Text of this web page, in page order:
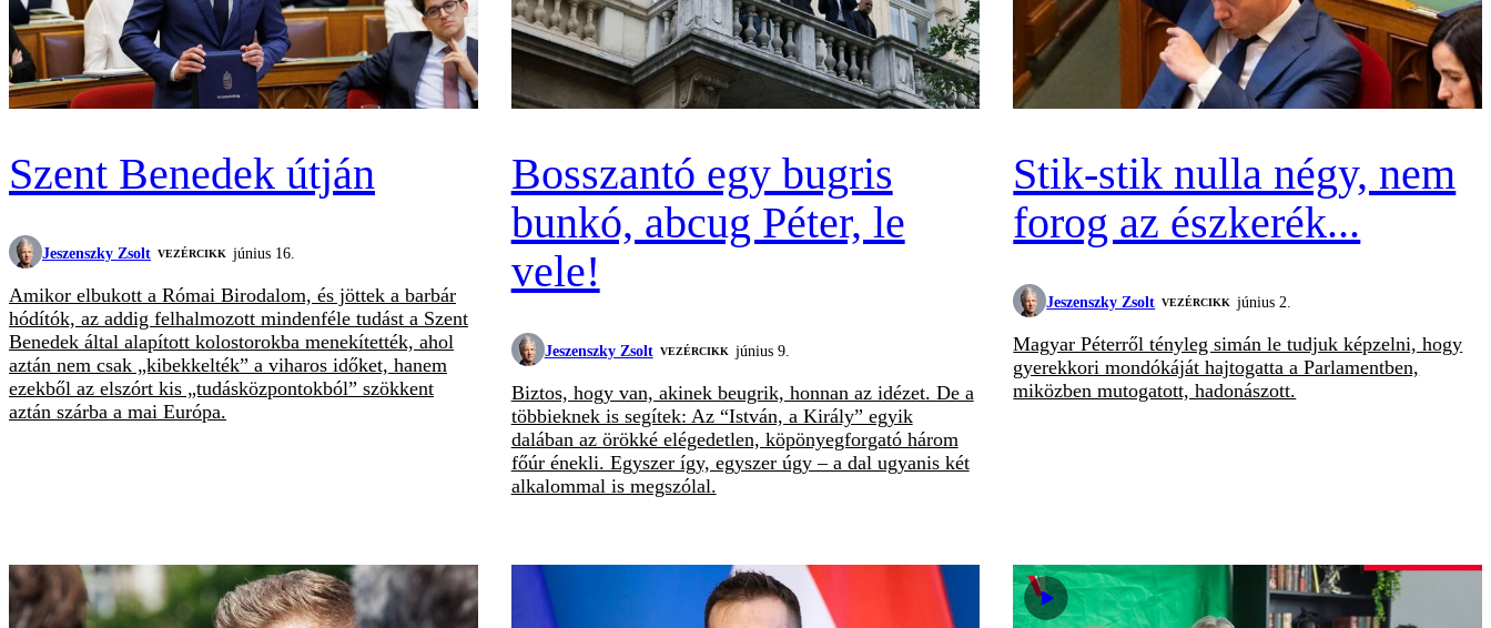
Szent Benedek útján
Jeszenszky Zsolt VEZÉRCIKK június 16.
Amikor elbukott a Római Birodalom, és jöttek a barbár
hódítók, az addig felhalmozott mindenféle tudást a Szent
Benedek által alapított kolostorokba menekítették, ahol
aztán nem csak „kibekkelték” a viharos időket, hanem
ezekből az elszórt kis „tudásközpontokból” szökkent
aztán szárba a mai Európa.
Bosszantó egy bugris
bunkó, abcug Péter, le
vele!
Jeszenszky Zsolt VEZÉRCIKK június 9.
Biztos, hogy van, akinek beugrik, honnan az idézet. De a
többieknek is segítek: Az “István, a Király” egyik
dalában az örökké elégedetlen, köpönyegforgató három
főúr énekli. Egyszer így, egyszer úgy – a dal ugyanis két
alkalommal is megszólal.
Stik-stik nulla négy, nem
forog az észkerék...
Jeszenszky Zsolt VEZÉRCIKK június 2.
Magyar Péterről tényleg simán le tudjuk képzelni, hogy
gyerekkori mondókáját hajtogatta a Parlamentben,
miközben mutogatott, hadonászott.